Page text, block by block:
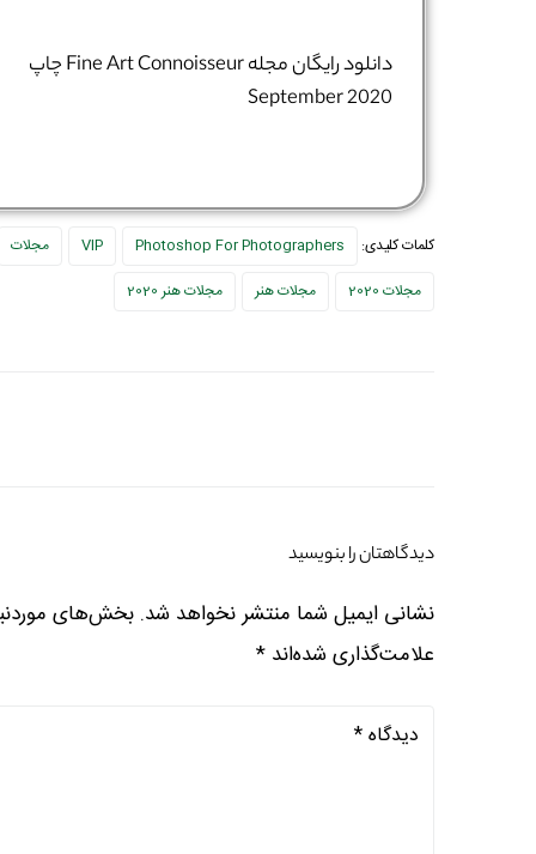
دانلود رایگان مجله Fine Art Connoisseur چاپ
September 2020
کلمات کلیدی: Photoshop For Photographers
VIP
مجلات
مجلات 2020
مجلات هنر مجلات هنر 2020
دیدگاهتان را بنویسید
نشانی ایمیل شما منتشر نخواهد شد. بخش‌های
علامت‌گذاری شده‌اند *